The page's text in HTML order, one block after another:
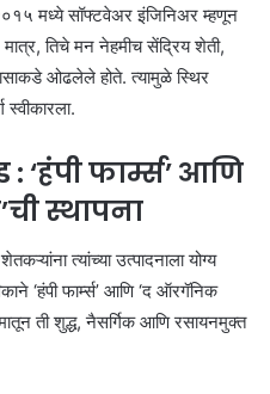
मध्ये सॉफ्टवेअर इंजिनिअर म्हणून
मात्र, तिचे मन नेहमीच सेंद्रिय शेती,
ओढलेले होते. त्यामुळे स्थिर
स्वीकारला.
‘हंपी फार्म्स’ आणि
स्थापना
त्यांच्या उत्पादनाला योग्य
‘हंपी फार्म्स’ आणि ‘द ऑरगॅनिक
ती शुद्ध, नैसर्गिक आणि रसायनमुक्त